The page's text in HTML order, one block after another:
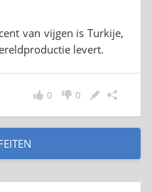
van vijgen is Turkije,
levert.
0
0